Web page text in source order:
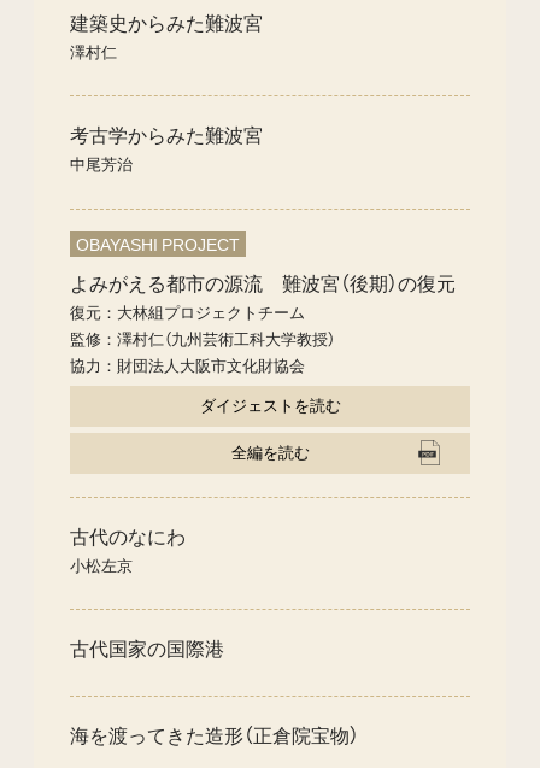
建築史からみた難波宮
澤村仁
考古学からみた難波宮
中尾芳治
OBAYASHI PROJECT
よみがえる都市の源流 難波宮（後期）の復元
復元：大林組プロジェクトチーム
監修：澤村仁（九州芸術工科大学教授）
協力：財団法人大阪市文化財協会
ダイジェストを読む
全編を読む
古代のなにわ
小松左京
古代国家の国際港
海を渡ってきた造形（正倉院宝物）